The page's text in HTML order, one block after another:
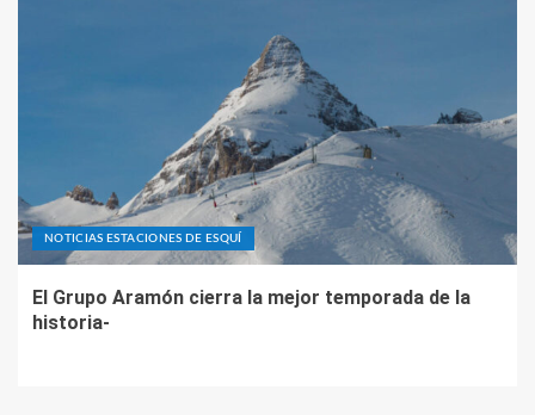
NOTICIAS ESTACIONES DE ESQUÍ
El Grupo Aramón cierra la mejor temporada de la
historia-